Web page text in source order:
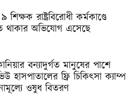
শিক্ষক রাষ্ট্রবিরোধী কর্মকাণ্ডে
থাকার অভিযোগ এসেছে
বন্যাদুর্গত মানুষের পাশে
হাসপাতালের ফ্রি চিকিৎসা ক্যাম্প
ওষুধ বিতরণ